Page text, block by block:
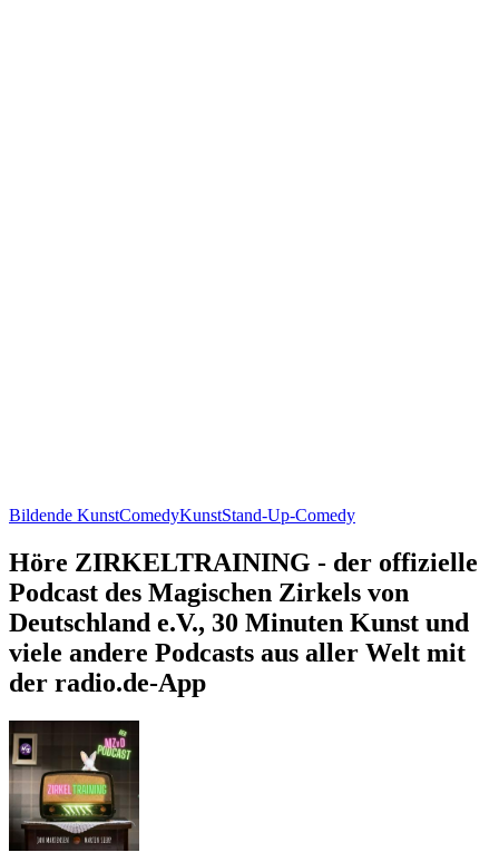
Bildende KunstComedyKunstStand-Up-Comedy
Höre ZIRKELTRAINING - der offizielle
Podcast des Magischen Zirkels von
Deutschland e.V., 30 Minuten Kunst und
viele andere Podcasts aus aller Welt mit
der radio.de-App